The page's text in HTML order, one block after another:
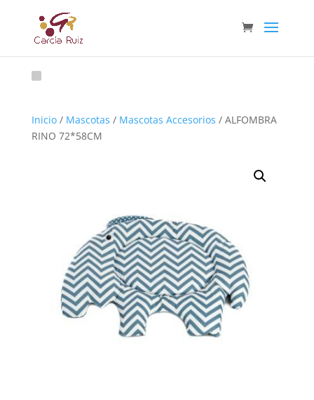
Inicio/ Mascotas / Mascotas Accesorios / ALFOMBRA
RINO 72*58CM